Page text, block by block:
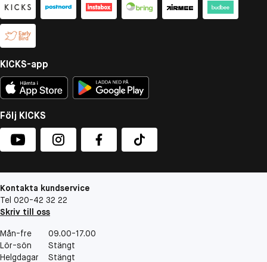
KICKS-app
Följ KICKS
Kontakta kundservice
Tel 020-42 32 22
Skriv till oss
Mån-fre
09.00-17.00
Lör-sön
Stängt
Helgdagar
Stängt